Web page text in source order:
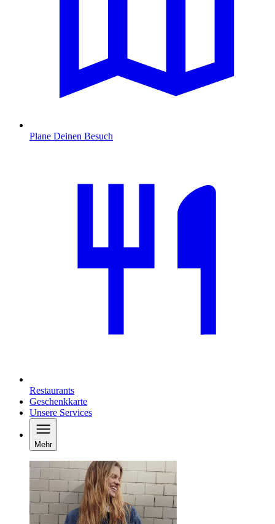
Plane Deinen Besuch
Restaurants
Geschenkkarte
Unsere Services
Mehr